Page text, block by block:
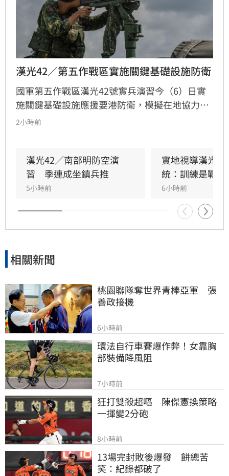
漢光42／第五作戰區實施關鍵基礎設施防衛
國軍第五作戰區漢光42號實兵演習今（6）日實
施關鍵基礎設施應援要港防衛，模擬在地協力者
襲擾港區重要設施，由港務警察先期應處，並依
力。
2小時前
漢光42／南部明防空演
習　季連成坐鎮兵推
5小時前
實地視導漢光演
統：訓練是戰力
6小時前
相關新聞
桃園聯隊奪世界青棒亞軍　張
善政接機
6小時前
環法自行車賽爆作弊！女靠胸
部裝備降風阻
7小時前
狂打雙殺超嘔　陳傑憲換策略
一揮變2分砲
8小時前
13場完封敗後爆發　餅總苦
笑：紀錄都破了